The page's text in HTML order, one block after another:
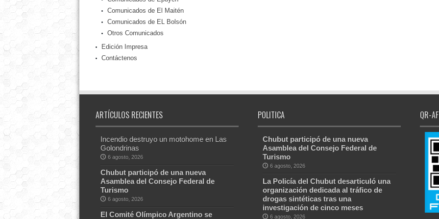
Comunicados de El Maitén
Comunicados de EL Bolsón
Otros Comunicados
Edición Impresa
Contáctenos
ARTÍCULOS RECIENTES
Incendio destruyo un motohome en Las
Golondrinas
6 agosto, 2026
Chubut participó de una nueva
Asamblea del Consejo Federal de
Turismo
6 agosto, 2026
El Comité Olímpico Argentino se
POLITICA
Chubut participó de una nueva
Asamblea del Consejo Federal de
Turismo
6 agosto, 2026
La Policía del Chubut desarticuló una
organización dedicada al tráfico de
drogas sintéticas tras una
investigación de cinco meses
6 agosto, 2026
QR-